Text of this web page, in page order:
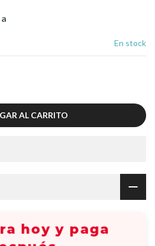
En stock
AL CARRITO
hoy y paga